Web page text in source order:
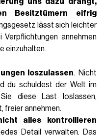
Besitztümern eifrig
lässt sich leichter
annehmen
einzuhalten.
loszulassen. Nicht
du schuldest der Welt im
diese Last loslassen,
freier annehmen.
alles kontrollieren
Detail verwalten. Das